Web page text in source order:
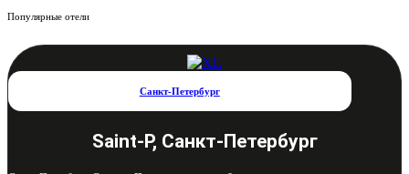
Популярные отели
Санкт-Петербург
Saint-P, Санкт-Петербург